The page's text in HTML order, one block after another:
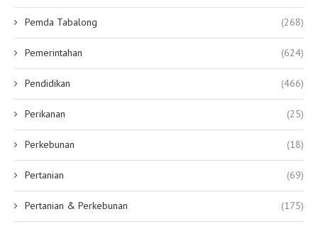
Pemda Tabalong (268)
Pemerintahan (624)
Pendidikan (466)
Perikanan (25)
Perkebunan (18)
Pertanian (69)
Pertanian & Perkebunan (175)